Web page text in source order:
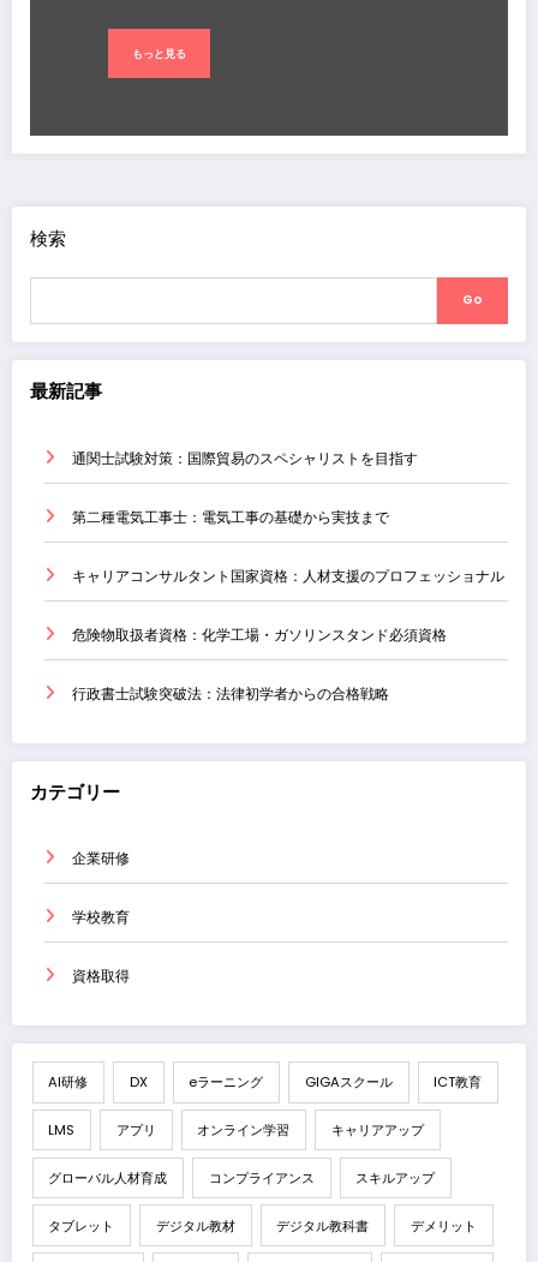
もっと見る
検索
Go
最新記事
通関士試験対策：国際貿易のスペシャリストを目指す
第二種電気工事士：電気工事の基礎から実技まで
キャリアコンサルタント国家資格：人材支援のプロフェッショナル
危険物取扱者資格：化学工場・ガソリンスタンド必須資格
行政書士試験突破法：法律初学者からの合格戦略
カテゴリー
企業研修
学校教育
資格取得
AI研修 DX eラーニング GIGAスクール ICT教育
LMS アプリ オンライン学習 キャリアアップ
グローバル人材育成 コンプライアンス スキルアップ
タブレット デジタル教材 デジタル教科書 デメリット